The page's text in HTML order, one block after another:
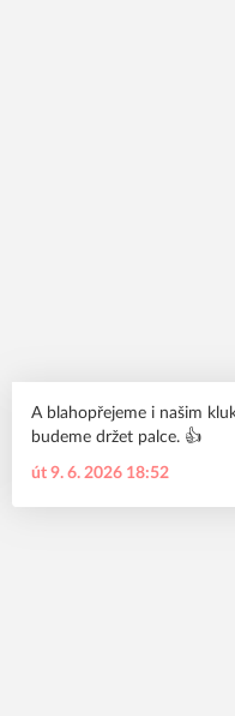
A blahopřejeme i našim
budeme držet palce. 👍
út 9. 6. 2026 18:52